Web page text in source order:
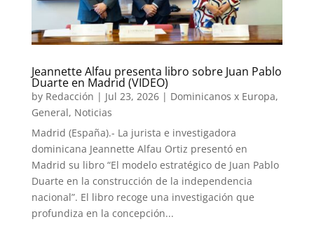
Jeannette Alfau presenta libro sobre Juan Pablo
Duarte en Madrid (VIDEO)
by Redacción | Jul 23, 2026| Dominicanos x Europa,
General, Noticias
Madrid (España).- La jurista e investigadora
dominicana Jeannette Alfau Ortiz presentó en
Madrid su libro “El modelo estratégico de Juan Pablo
Duarte en la construcción de la independencia
nacional”. El libro recoge una investigación que
profundiza en la concepción...